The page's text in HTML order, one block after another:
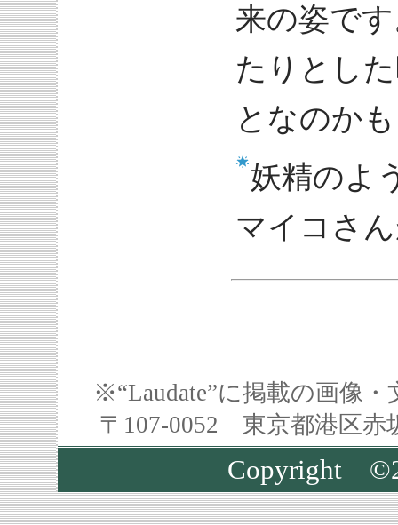
来の姿で
たりとし
となのか
妖精のよ
マイコさ
※“Laudate”に掲載の画像
〒107-0052 東京都港区
Copyright